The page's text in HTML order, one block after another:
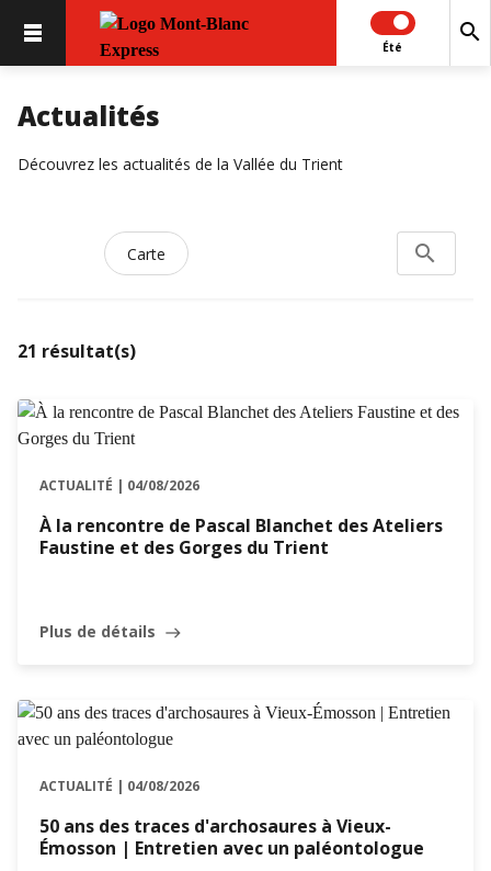
Été
search
Actualités
Découvrez les actualités de la Vallée du Trient
search
Carte
21 résultat(s)
ACTUALITÉ | 04/08/2026
À la rencontre de Pascal Blanchet des Ateliers
Faustine et des Gorges du Trient
Plus de détails east
ACTUALITÉ | 04/08/2026
50 ans des traces d'archosaures à Vieux-
Émosson | Entretien avec un paléontologue